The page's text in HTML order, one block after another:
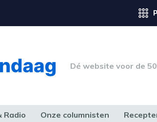
Dé website voor de
Radio Onze columnisten